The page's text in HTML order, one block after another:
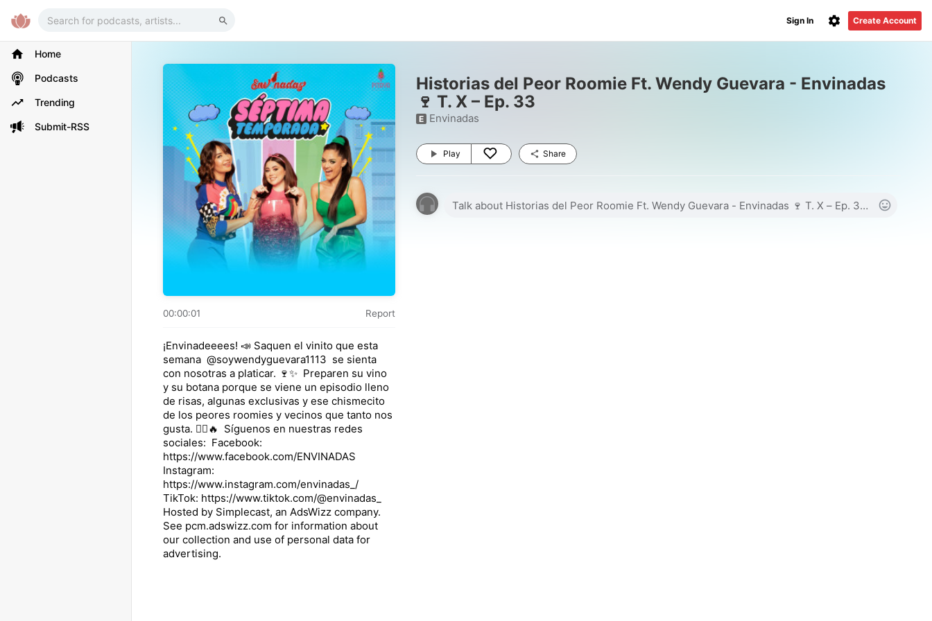
Create Account
Sign In
Home
Podcasts
Trending
Submit-RSS
00:00:01 Report
¡Envinadeeees! 📣 Saquen el vinito que esta
semana @soywendyguevara1113 se sienta
con nosotras a platicar. 🍷✨ Preparen su vino
y su botana porque se viene un episodio lleno
de risas, algunas exclusivas y ese chismecito
de los peores roomies y vecinos que tanto nos
gusta. 👯‍♀️🔥 Síguenos en nuestras redes
sociales: Facebook:
https://www.facebook.com/ENVINADAS
Instagram:
https://www.instagram.com/envinadas_/
TikTok: https://www.tiktok.com/@envinadas_
Hosted by Simplecast, an AdsWizz company.
See pcm.adswizz.com for information about
our collection and use of personal data for
advertising.
Historias del Peor Roomie Ft. Wendy Guevara - Envinadas
🍷 T. X – Ep. 33
E Envinadas
Play Share